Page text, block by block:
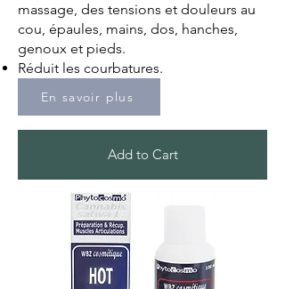
massage, des tensions et douleurs au
cou, épaules, mains, dos, hanches,
genoux et pieds.
Réduit les courbatures.
En savoir plus
Add to Cart